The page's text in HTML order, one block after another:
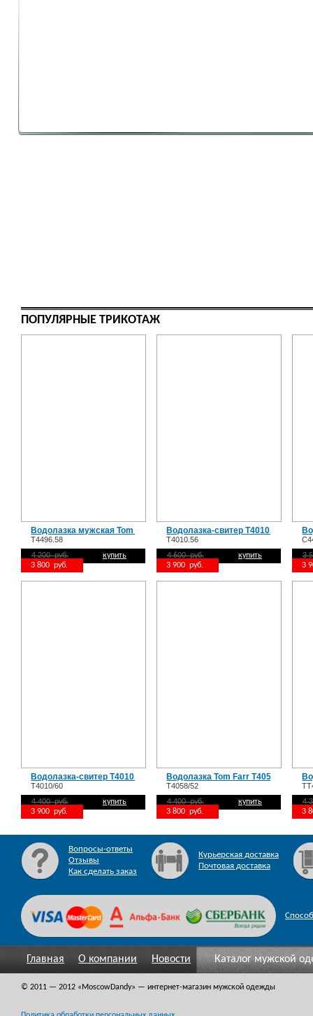
ПОПУЛЯРНЫЕ ТРИКОТАЖ
Водолазка мужская Tom Farr T4496.58
T4496.58
4 200 руб.
3 800 руб.
купить
Водолазка-свитер T4010.60
T4010/60
4 400 руб.
3 900 руб.
купить
Водолазка-свитер T4010.56
T4010.56
4 600 руб.
3 900 руб.
купить
Водолазка Tom Farr T4058.52
T4058/52
4 400 руб.
3 800 руб.
купить
3
3
4
3
Вопросы-ответы
Отзывы
Как сделать заказ
Курьерская доставка
Почтовая доставка
Главная О компании Новости Каталог мужской
© 2011 — 2012 «MoscowDandy» — интернет-магазин мужской одежды